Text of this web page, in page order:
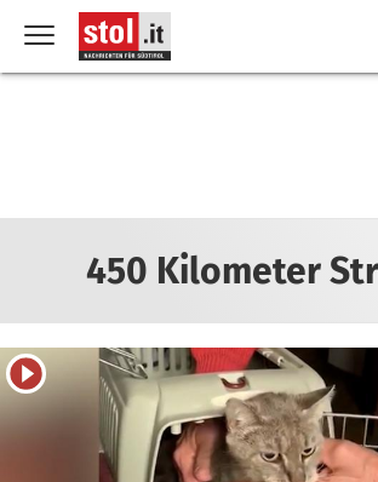
450 Kilometer